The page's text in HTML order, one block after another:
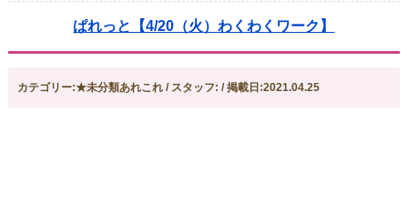
ぱれっと【4/20（火）わくわくワーク】
カテゴリー:★未分類あれこれ / スタッフ: / 掲載日:2021.04.25